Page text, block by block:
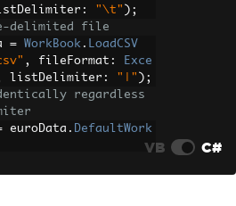
: "\t" );
delimited file
= WorkBook . LoadCSV
, fileFormat :
Exce
listDelimiter : "|" );
regardless
euroData . DefaultWork
VB C#